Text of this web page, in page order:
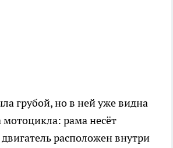
грубой, но в ней уже видна
рама несёт
расположен внутри